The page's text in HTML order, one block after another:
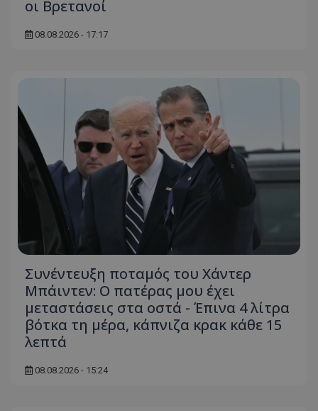
οι Βρετανοί
08.08.2026 - 17:17
Συνέντευξη ποταμός του Χάντερ
Μπάιντεν: Ο πατέρας μου έχει
μεταστάσεις στα οστά - Έπινα 4 λίτρα
βότκα τη μέρα, κάπνιζα κρακ κάθε 15
λεπτά
08.08.2026 - 15:24